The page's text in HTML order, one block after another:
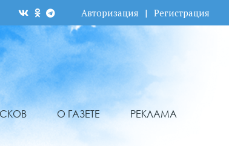
Авторизация | Регистрация
О ГАЗЕТЕ РЕКЛАМА